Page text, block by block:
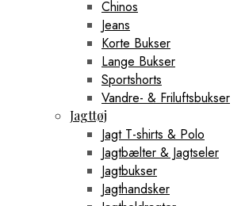
Chinos
Jeans
Korte Bukser
Lange Bukser
Sportshorts
Vandre- & Friluftsbukser
Jagttøj
Jagt T-shirts & Polo
Jagtbælter & Jagtseler
Jagtbukser
Jagthandsker